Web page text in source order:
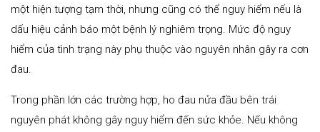
một hiện tượng tạm thời, nhưng cũng có thể nguy hiểm nếu là
dấu hiệu cảnh báo một bệnh lý nghiêm trọng. Mức độ nguy
hiểm của tình trạng này phụ thuộc vào nguyên nhân gây ra cơn
đau.
Trong phần lớn các trường hợp, ho đau nửa đầu bên trái
nguyên phát không gây nguy hiểm đến sức khỏe. Nếu không